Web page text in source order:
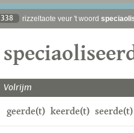
338 rizzeltaote veur 't woord
Volrijm
geerde(t) keerde(t) seerde(t)